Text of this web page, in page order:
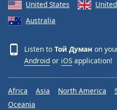
United States
Australia
Listen to Той Думан on
Android or iOS application!
Africa Asia North America
Oceania